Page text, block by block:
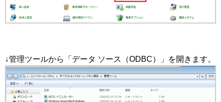
↓管理ツールから「データ ソース（ODBC）」を開きます。